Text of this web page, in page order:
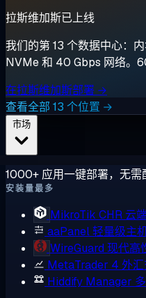
拉斯维加斯已上线
我们的第 13 个数据中心：
NVMe 和 40 Gbps 网络。
在拉斯维加斯部署 →
查看全部 13 个位置 →
1000+ 应用一键部署，无需
安装量最多
MikroTik CHR 云
aaPanel轻量级主
WireGuard 现代高
MetaTrader 4 外
Hiddify Manager